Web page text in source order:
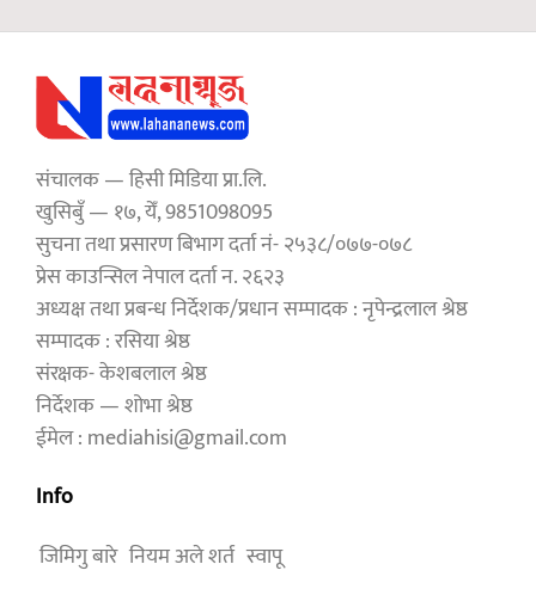
संचालक — हिसी मिडिया प्रा.लि.
खुसिबुँ — १७, येँ, 9851098095
सुचना तथा प्रसारण बिभाग दर्ता नं- २५३८/०७७-०७८
प्रेस काउन्सिल नेपाल दर्ता न. २६२३
अध्यक्ष तथा प्रबन्ध निर्देशक/प्रधान सम्पादक : नृपेन्द्रलाल श्रेष्ठ
सम्पादक : रसिया श्रेष्ठ
संरक्षक- केशबलाल श्रेष्ठ
निर्देशक — शोभा श्रेष्ठ
ईमेल : mediahisi@gmail.com
Info
जिमिगु बारे नियम अले शर्त स्वापू